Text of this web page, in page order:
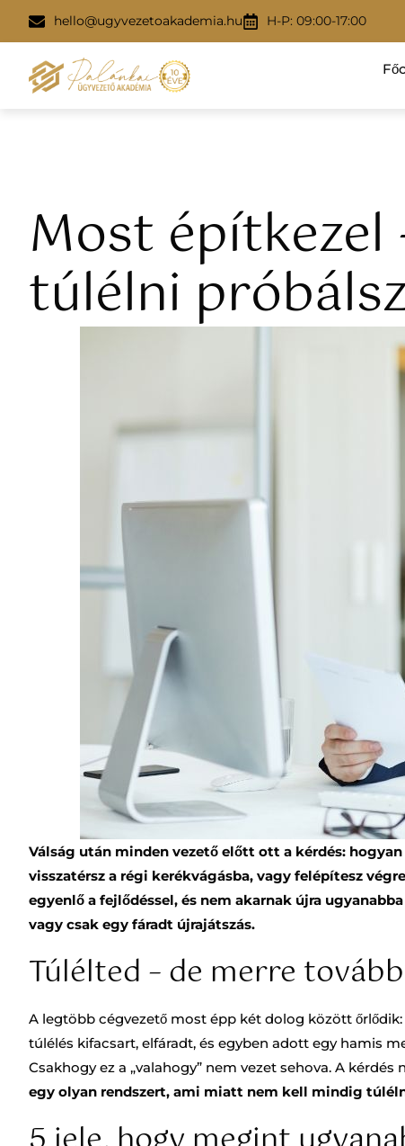
hello@ugyvezetoakademia.hu H-P: 09:00-17:00
Most építkezel
túlélni
Válság után minden vezető előtt ott a kérdés:
visszatérsz a régi kerékvágásba, vagy felépítesz
egyenlő a fejlődéssel, és nem akarnak újra
vagy csak egy fáradt újrajátszás.
Túlélted – de merre
A legtöbb cégvezető most épp két dolog között őrlődik:
túlélés kifacsart, elfáradt, és egyben adott egy hamis
Csakhogy ez a „valahogy” nem vezet sehova. A kérdés
egy olyan rendszert, ami miatt nem kell mindig